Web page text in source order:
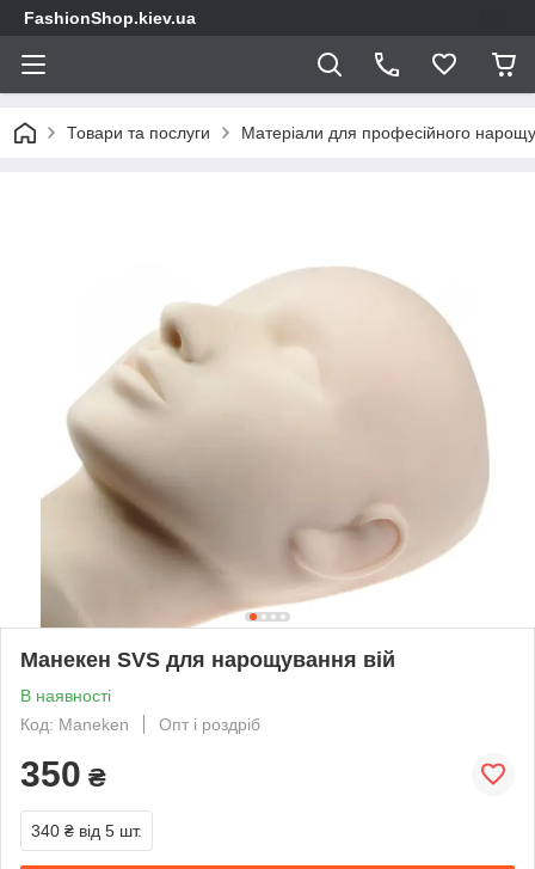
FashionShop.kiev.ua
Товари та послуги Матеріали для професійного
Манекен SVS для нарощування вій
В наявності
Код: Maneken
Опт і роздріб
350 ₴
340 ₴ від 5 шт.